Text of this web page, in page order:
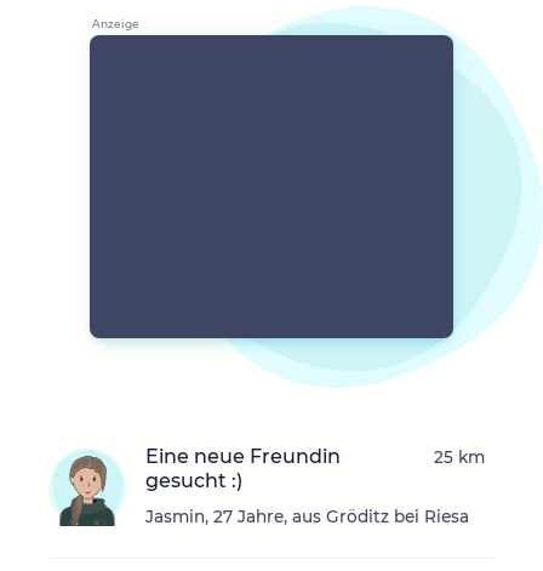
Eine neue Freundin
gesucht :)
Jasmin, 27 Jahre, aus Gröditz bei Riesa
25 km